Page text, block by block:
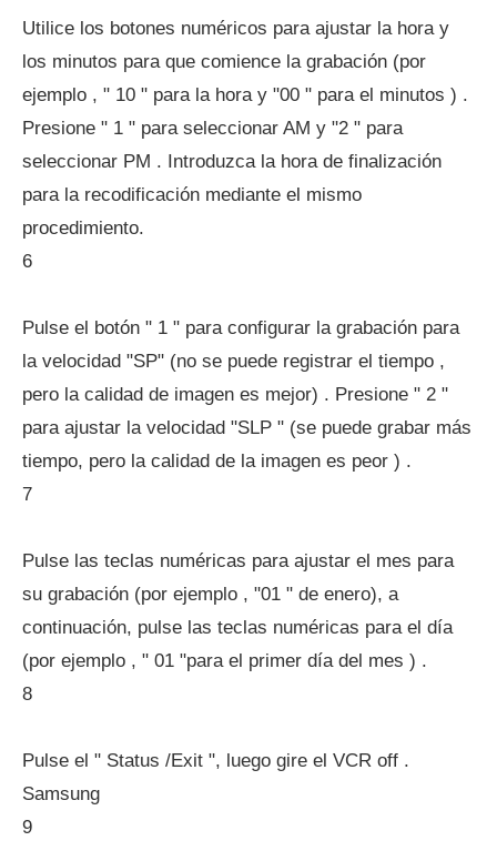
Utilice los botones numéricos para ajustar la hora y
los minutos para que comience la grabación (por
ejemplo , " 10 " para la hora y "00 " para el minutos ) .
Presione " 1 " para seleccionar AM y "2 " para
seleccionar PM . Introduzca la hora de finalización
para la recodificación mediante el mismo
procedimiento.
6
Pulse el botón " 1 " para configurar la grabación para
la velocidad "SP" (no se puede registrar el tiempo ,
pero la calidad de imagen es mejor) . Presione " 2 "
para ajustar la velocidad "SLP " (se puede grabar más
tiempo, pero la calidad de la imagen es peor ) .
7
Pulse las teclas numéricas para ajustar el mes para
su grabación (por ejemplo , "01 " de enero), a
continuación, pulse las teclas numéricas para el día
(por ejemplo , " 01 "para el primer día del mes ) .
8
Pulse el " Status /Exit ", luego gire el VCR off .
Samsung
9